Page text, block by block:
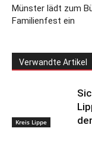
Münster lädt zum
Familienfest ein
Verwandte Artikel
Kreis Lippe